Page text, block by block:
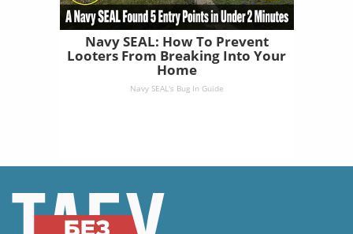
Navy SEAL: How To Prevent
Looters From Breaking Into Your
Home
Navy SEAL's Bug In Guide